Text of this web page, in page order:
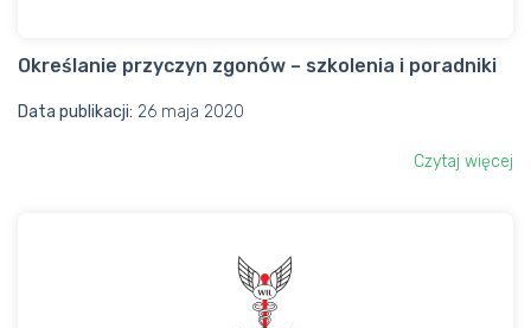
Określanie przyczyn zgonów – szkolenia i poradniki
Data publikacji: 26 maja 2020
Czytaj więcej